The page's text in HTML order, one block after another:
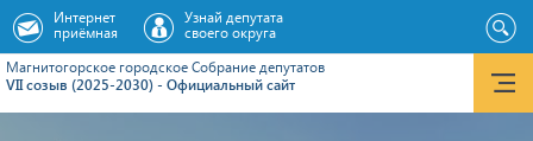
Магнитогорское городское Cобрание депутатов
VII созыв (2025-2030) - Официальный сайт
Интернет
приёмная
Узнай депутата
своего округа